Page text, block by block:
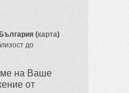
(карта)
до
на Ваше
от